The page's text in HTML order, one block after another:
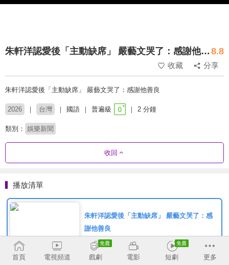
朱軒洋認愛後「主動缺席」 嚴藝文哭了：感謝他善良 8.8
收藏 分享
朱軒洋認愛後「主動缺席」 嚴藝文哭了：感謝他善良
2026 台灣 國語 普遍級 2 分鐘
類別： 娛樂新聞
收回
播放清單
朱軒洋認愛後「主動缺席」 嚴藝文哭了：感
謝他善良
首頁 電視頻道 戲劇 電影 短劇 更多